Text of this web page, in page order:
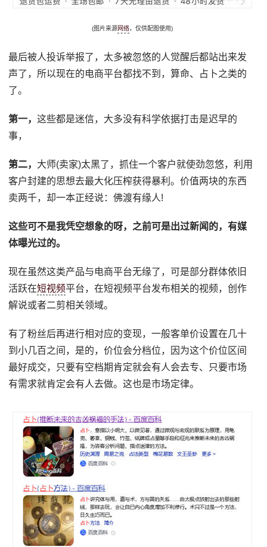
(图片来源 网络，仅供配图使用)
最后被人投诉举报了，太多被忽悠的人觉醒后都站出来发
声了，所以现在的电商平台都找不到，算命、占卜之类的
了。
第一，这些都是迷信，大多没有科学依据打击是迟早的
事，
第二， 大师(卖家)太黑了，抓住一个客户就使劲忽悠，利用
客户封建的思想去最大化压榨获得暴利。价值两块的东西
卖两千，却一本正经说：佛渡有缘人!
这些可不是我凭空想象的呀，之前可是出过新闻的，有媒
体曝光过的。
现在虽然这类产品与电商平台无缘了，可是部分群体依旧
活跃在短视频平台，在短视频平台发布相关的视频，创作
解说或者二剪相关领域。
有了粉丝后再进行相对应的变现，一般客单价设置在几十
到小几百之间，是的，价位会分档位，因为这个价位区间
最好成交，只要有空档期肯定就会有人会去专、只要市场
有需求就肯定会有人去做。这也是市场定律。